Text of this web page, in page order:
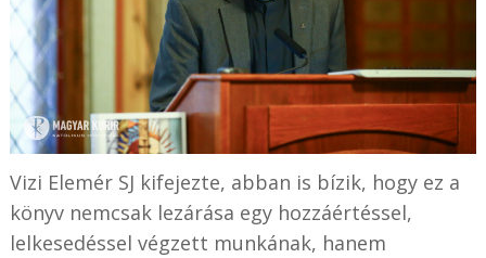
Vizi Elemér SJ kifejezte, abban is bízik, hogy ez a
könyv nemcsak lezárása egy hozzáértéssel,
lelkesedéssel végzett munkának, hanem